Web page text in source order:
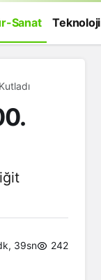
Sanat Teknoloji
39sn 242